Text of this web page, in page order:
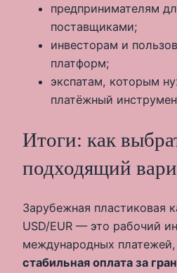
предпринимателям
поставщиками;
инвесторам и
платформ;
экспатам, которым
платёжный
Итоги: как
подходящий
Зарубежная пластиковая
USD/EUR — это рабочий
международных
стабильная оплата за